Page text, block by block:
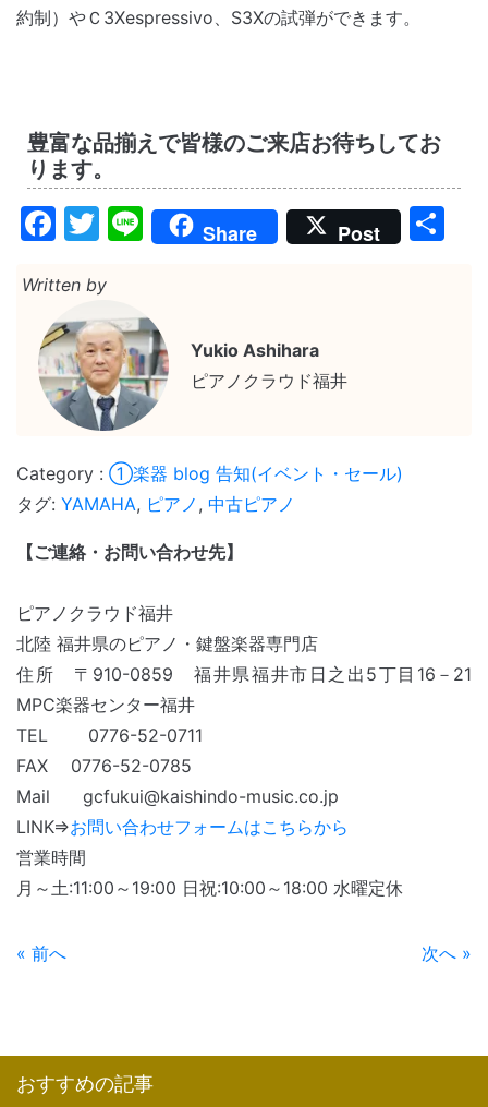
約制）やＣ3Xespressivo、S3Xの試弾ができます。
豊富な品揃えで皆様のご来店お待ちしてお
ります。
Facebook
Twitter
LineShare Post
Written by
Yukio Ashihara
ピアノクラウド福井
①楽器 blog 告知(イベント・セール)
タグ: YAMAHA, ピアノ , 中古ピアノ
【ご連絡・お問い合わせ先】
ピアノクラウド福井
北陸 福井県のピアノ・鍵盤楽器専門店
住所 〒910-0859 福井県福井市日之出5丁目16－21
MPC楽器センター福井
TEL 0776-52-0711
FAX 0776-52-0785
Mail gcfukui@kaishindo-music.co.jp
LINK⇒お問い合わせフォームはこちらから
営業時間
月～土:11:00～19:00 日祝:10:00～18:00 水曜定休
« 前へ 次へ »
おすすめの記事